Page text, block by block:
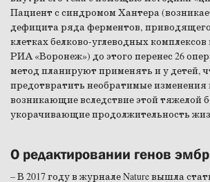
Пациент с синдромом Хантера
дефицита ряда ферментов,
клетках белково-углеводных
РИА «Воронеж») до этого перенес 26
метод планируют применять и у детей,
предотвратить необратимые изменения
возникающие вследствие этой тяжелой
укорачивающие продолжительность
О редактировании генов
– В 2017 году в журнале Nature вышла